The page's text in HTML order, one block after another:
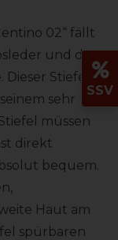
02“ fällt
und dem
Stiefel
sehr
müssen
direkt
bequem.
Haut am
spürbaren
SSV